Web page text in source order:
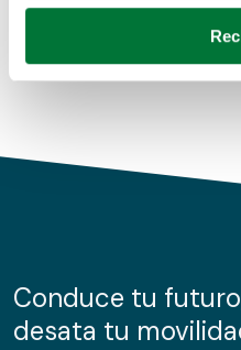
para buscar
Obtenga más información
de cookies.
información sobre el uso
nuestros partners de redes
Conduce tu
desata tu